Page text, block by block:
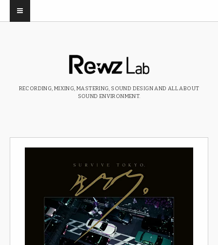
RECORDING, MIXING, MASTERING, SOUND DESIGN AND ALL ABOUT
SOUND ENVIRONMENT.